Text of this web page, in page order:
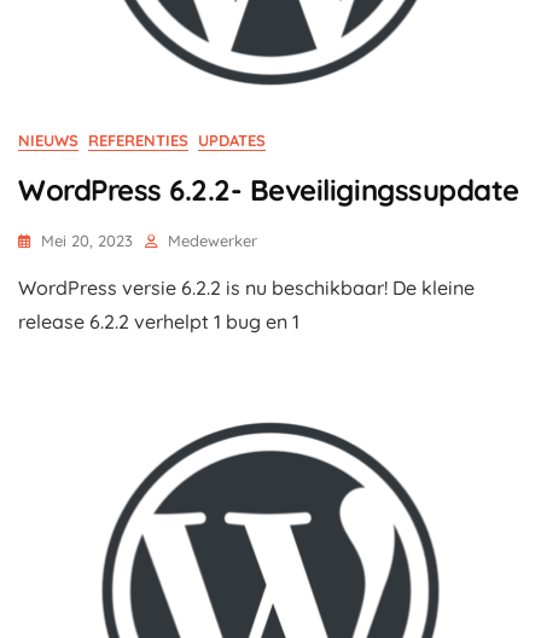
NIEUWS REFERENTIES UPDATES
WordPress 6.2.2- Beveiligingssupdate
Mei 20, 2023 Medewerker
WordPress versie 6.2.2 is nu beschikbaar! De kleine
release 6.2.2 verhelpt 1 bug en 1